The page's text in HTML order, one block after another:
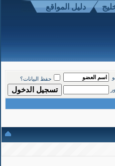
دليل المواقع
حفظ البيانات؟
تاريخ التسجيل: Mar 2008
المشاركات: 1,190